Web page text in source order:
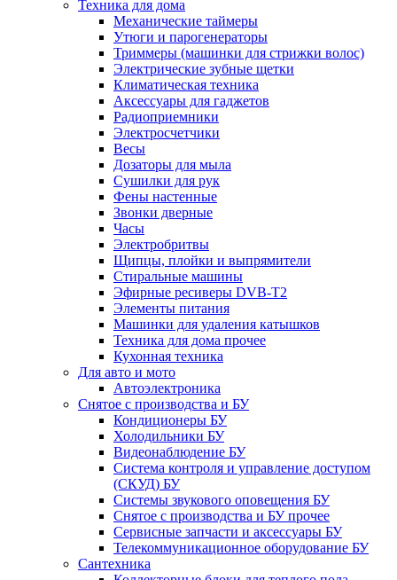
Техника для дома
Механические таймеры
Утюги и парогенераторы
Триммеры (машинки для стрижки волос)
Электрические зубные щетки
Климатическая техника
Аксессуары для гаджетов
Радиоприемники
Электросчетчики
Весы
Дозаторы для мыла
Сушилки для рук
Фены настенные
Звонки дверные
Часы
Электробритвы
Щипцы, плойки и выпрямители
Стиральные машины
Эфирные ресиверы DVB-T2
Элементы питания
Машинки для удаления катышков
Техника для дома прочее
Кухонная техника
Для авто и мото
Автоэлектроника
Снятое с производства и БУ
Кондиционеры БУ
Холодильники БУ
Видеонаблюдение БУ
Система контроля и управление доступом
(СКУД) БУ
Системы звукового оповещения БУ
Снятое с производства и БУ прочее
Сервисные запчасти и аксессуары БУ
Телекоммуникационное оборудование БУ
Сантехника